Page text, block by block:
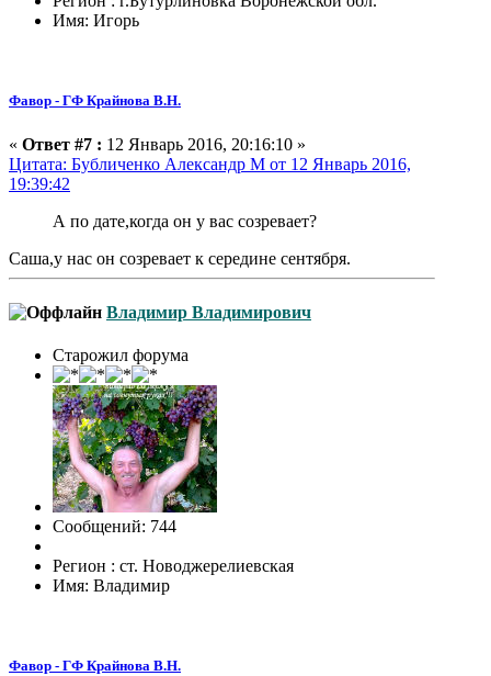
Имя: Игорь
Фавор - ГФ Крайнова В.Н.
« Ответ #7 : 12 Январь 2016, 20:16:10 »
Цитата: Бубличенко Александр М от 12 Январь 2016,
19:39:42
А по дате,когда он у вас созревает?
Саша,у нас он созревает к середине сентября.
Владимир Владимирович
Старожил форума
Сообщений: 744
Регион : ст. Новоджерелиевская
Имя: Владимир
Фавор - ГФ Крайнова В.Н.